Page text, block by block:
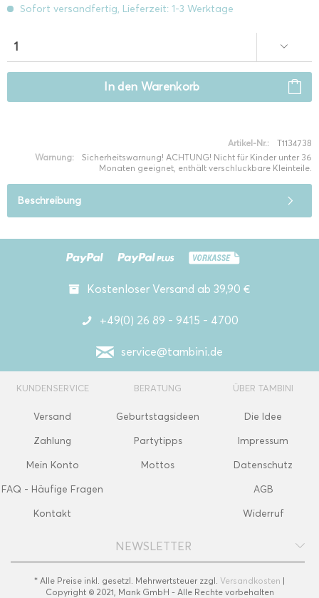
Sofort versandfertig, Lieferzeit: 1-3 Werktage
In den Warenkorb
Artikel-Nr.:
T1134738
Warnung:
Sicherheitswarnung! ACHTUNG! Nicht für Kinder unter 36
Monaten geeignet, enthält verschluckbare Kleinteile.
Beschreibung
Kostenloser Versand ab 39,90 €
+49(0) 26 89 - 9415 - 4700
service@tambini.de
KUNDENSERVICE
Versand
Zahlung
Mein Konto
FAQ - Häufige Fragen
Kontakt
BERATUNG
Geburtstagsideen
Partytipps
Mottos
ÜBER TAMBINI
Die Idee
Impressum
Datenschutz
AGB
Widerruf
NEWSLETTER
* Alle Preise inkl. gesetzl. Mehrwertsteuer zzgl. Versandkosten |
Copyright © 2021, Mank GmbH - Alle Rechte vorbehalten